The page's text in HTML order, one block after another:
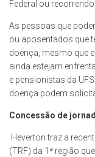
Federal ou
As pessoas que
ou aposentados que
doença, mesmo que
ainda estejam
e pensionistas da
doença podem
Concessão de
Heverton traz a
(TRF) da 1ª região